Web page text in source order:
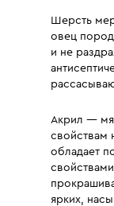
Шерсть
овец
и не
Акрил —
свойствам
обладает
ярких,